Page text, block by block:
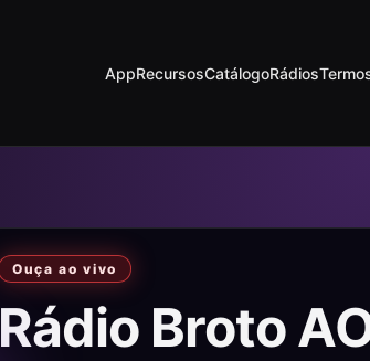
AppRecursosCatálogoRádios
Ouça ao vivo
Rádio Broto